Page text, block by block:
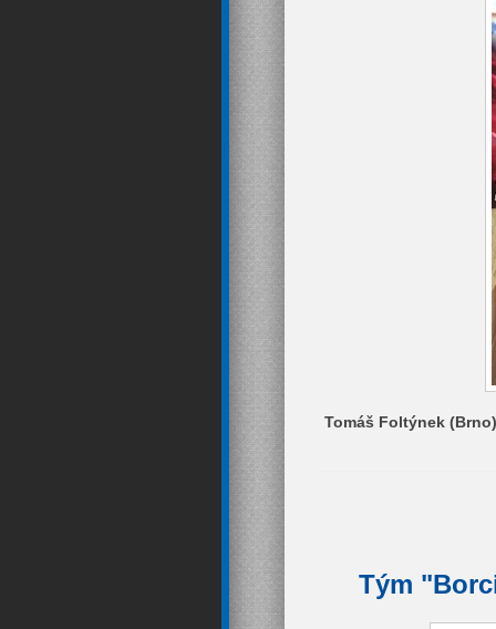
Tomáš Foltýnek
Tým